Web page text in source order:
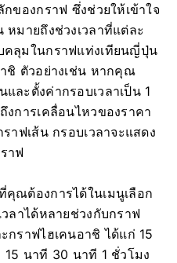
กของกราฟ ซึ่งช่วยให้เข้าใจ
หมายถึงช่วงเวลาที่แต่ละ
คลุมในกราฟแท่งเทียนญี่ปุ่น
ชิ ตัวอย่างเช่น หากคุณ
ละตั้งค่ากรอบเวลาเป็น 1
งการเคลื่อนไหวของราคา
าฟเส้น กรอบเวลาจะแสดง
าฟ
ณต้องการได้ในเมนูเลือก
ลาได้หลายช่วงกับกราฟ
ราฟไฮเคนอาชิ ได้แก่ 15
นาที 30 นาที 1 ชั่วโมง